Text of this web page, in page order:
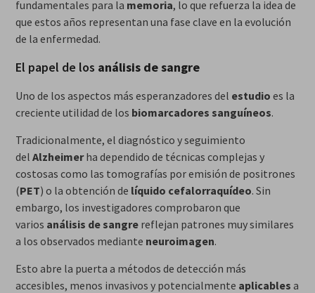
fundamentales para la memoria, lo que refuerza la idea de
que estos años representan una fase clave en la evolución
de la enfermedad.
El papel de los análisis de sangre
Uno de los aspectos más esperanzadores del estudio es la
creciente utilidad de los biomarcadores sanguíneos.
Tradicionalmente, el diagnóstico y seguimiento
del Alzheimerha dependido de técnicas complejas y
costosas como las tomografías por emisión de positrones
(PET) o la obtención de líquido cefalorraquídeo. Sin
embargo, los investigadores comprobaron que
varios análisis de sangrereflejan patrones muy similares
a los observados mediante neuroimagen.
Esto abre la puerta a métodos de detección más
accesibles, menos invasivos y potencialmente aplicables a